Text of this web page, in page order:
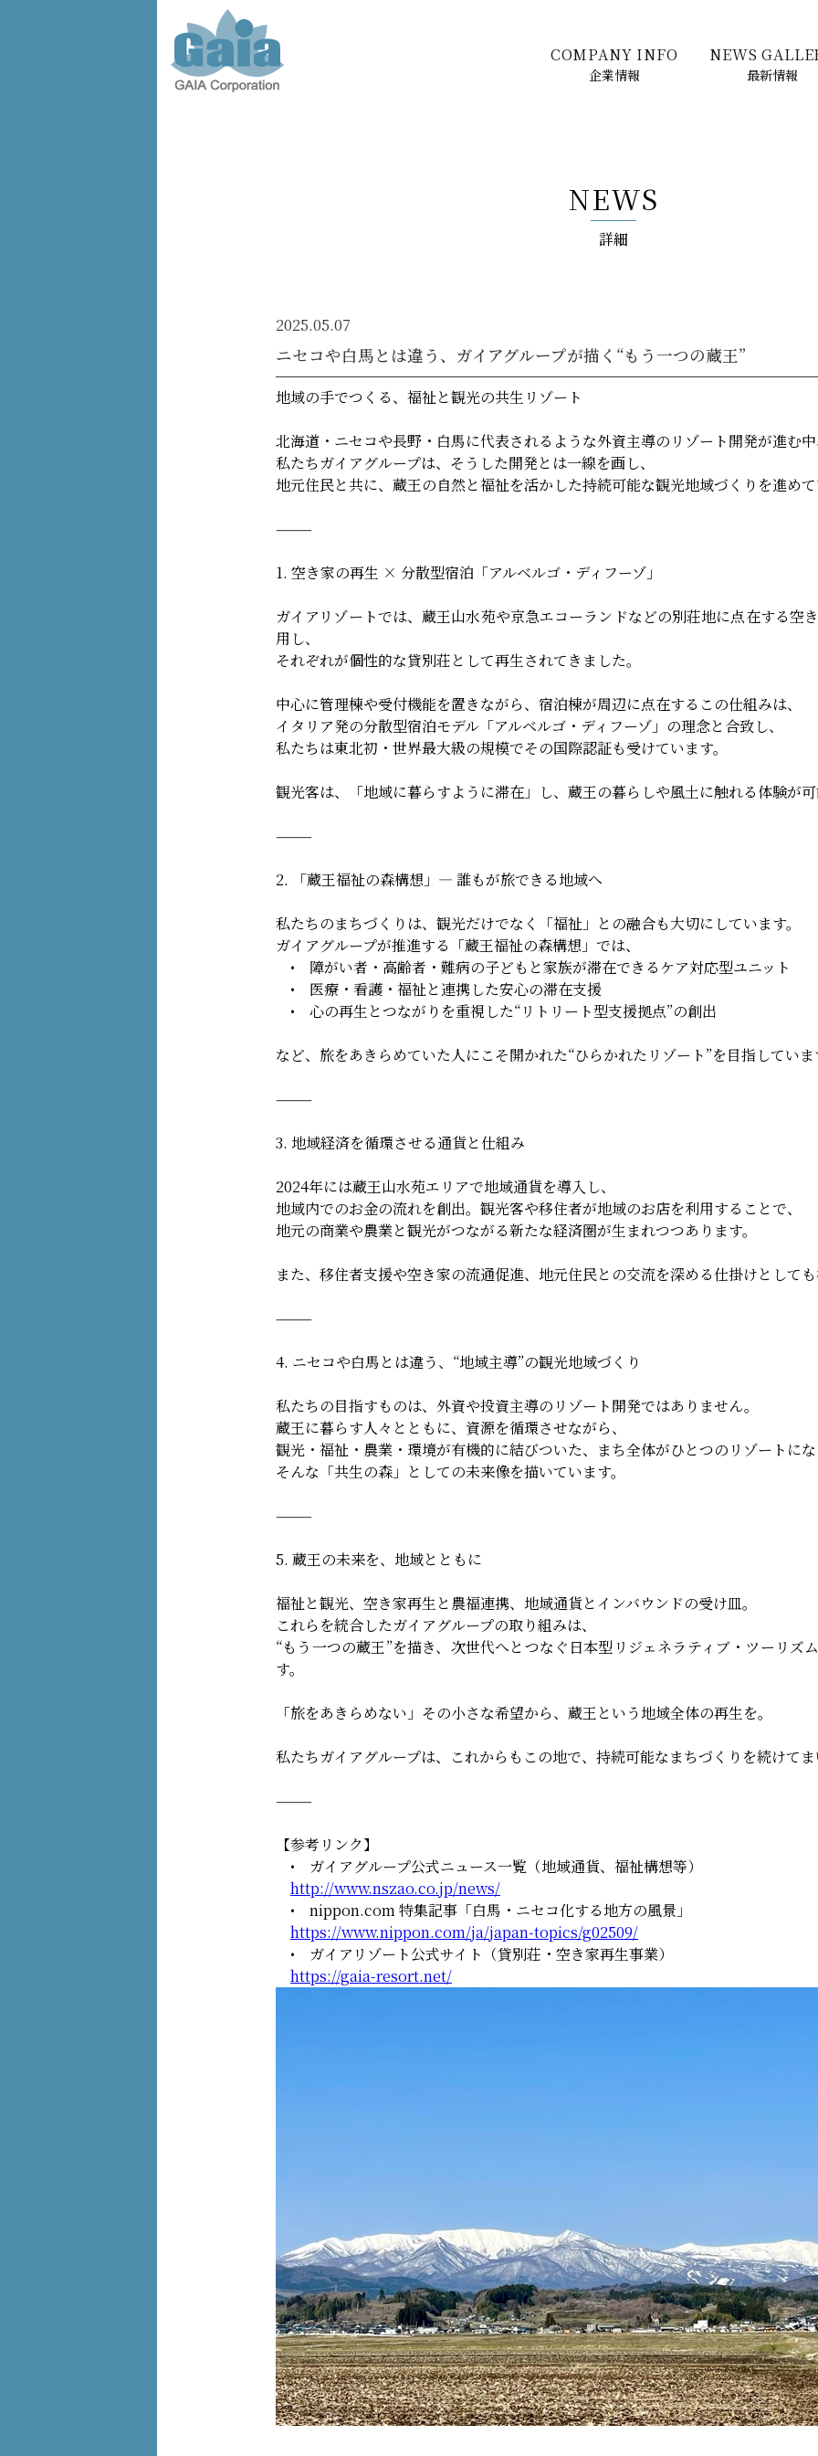
COMPANY INFO
企業情報
NEWS
最新情報
NEWS
詳細
2025.05.07
ニセコや白馬とは違う、ガイアグループが描く“もう一つの蔵王”
地域の手でつくる、福祉と観光の共生リゾート
北海道・ニセコや長野・白馬に代表されるような外資主導のリゾート開発が進む
私たちガイアグループは、そうした開発とは一線を画し、
地元住民と共に、蔵王の自然と福祉を活かした持続可能な観光地域づくりを進め
⸻
1. 空き家の再生 × 分散型宿泊「アルベルゴ・ディフーゾ」
ガイアリゾートでは、蔵王山水苑や京急エコーランドなどの別荘地に点在する空
用し、
それぞれが個性的な貸別荘として再生されてきました。
中心に管理棟や受付機能を置きながら、宿泊棟が周辺に点在するこの仕組みは、
イタリア発の分散型宿泊モデル「アルベルゴ・ディフーゾ」の理念と合致し、
私たちは東北初・世界最大級の規模でその国際認証も受けています。
観光客は、「地域に暮らすように滞在」し、蔵王の暮らしや風土に触れる体験が
⸻
2. 「蔵王福祉の森構想」― 誰もが旅できる地域へ
私たちのまちづくりは、観光だけでなく「福祉」との融合も大切にしています。
ガイアグループが推進する「蔵王福祉の森構想」では、
• 障がい者・高齢者・難病の子どもと家族が滞在できるケア対応型ユニット
• 医療・看護・福祉と連携した安心の滞在支援
• 心の再生とつながりを重視した“リトリート型支援拠点”の創出
など、旅をあきらめていた人にこそ開かれた“ひらかれたリゾート”を目指していま
⸻
3. 地域経済を循環させる通貨と仕組み
2024年には蔵王山水苑エリアで地域通貨を導入し、
地域内でのお金の流れを創出。観光客や移住者が地域のお店を利用することで、
地元の商業や農業と観光がつながる新たな経済圏が生まれつつあります。
また、移住者支援や空き家の流通促進、地元住民との交流を深める仕掛けとして
⸻
4. ニセコや白馬とは違う、“地域主導”の観光地域づくり
私たちの目指すものは、外資や投資主導のリゾート開発ではありません。
蔵王に暮らす人々とともに、資源を循環させながら、
観光・福祉・農業・環境が有機的に結びついた、まち全体がひとつのリゾートに
そんな「共生の森」としての未来像を描いています。
⸻
5. 蔵王の未来を、地域とともに
福祉と観光、空き家再生と農福連携、地域通貨とインバウンドの受け皿。
これらを統合したガイアグループの取り組みは、
“もう一つの蔵王”を描き、次世代へとつなぐ日本型リジェネラティブ・ツーリズ
す。
「旅をあきらめない」その小さな希望から、蔵王という地域全体の再生を。
私たちガイアグループは、これからもこの地で、持続可能なまちづくりを続けて
⸻
【参考リンク】
• ガイアグループ公式ニュース一覧（地域通貨、福祉構想等）
http://www.nszao.co.jp/news/
• nippon.com 特集記事「白馬・ニセコ化する地方の風景」
https://www.nippon.com/ja/japan-topics/g02509/
• ガイアリゾート公式サイト（貸別荘・空き家再生事業）
https://gaia-resort.net/